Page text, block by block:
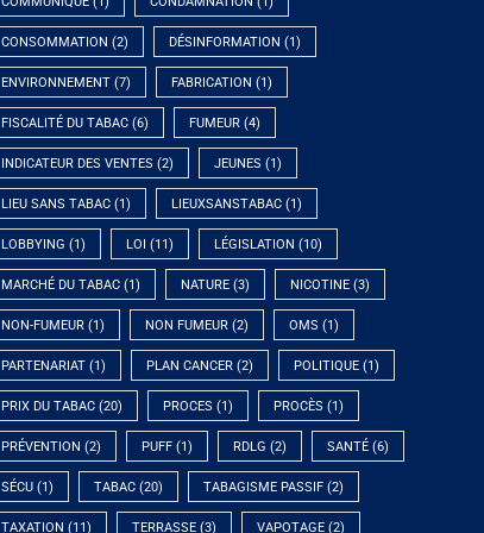
CONSOMMATION (2) DÉSINFORMATION (1)
ENVIRONNEMENT(7) FABRICATION (1)
FISCALITÉ DU TABAC(6) FUMEUR(4)
INDICATEUR DES VENTES (2) JEUNES (1)
LIEU SANS TABAC(1) LIEUXSANSTABAC(1)
LOBBYING (1) LOI (11) LÉGISLATION (10)
MARCHÉ DU TABAC(1) NATURE(3) NICOTINE(3)
NON-FUMEUR(1) NON FUMEUR(2) OMS (1)
PARTENARIAT(1) PLAN CANCER(2) POLITIQUE(1)
PRIX DU TABAC(20) PROCES (1) PROCÈS (1)
PRÉVENTION (2) PUFF(1) RDLG (2) SANTÉ(6)
SÉCU(1) TABAC(20) TABAGISME PASSIF(2)
TAXATION (11) TERRASSE(3) VAPOTAGE(2)